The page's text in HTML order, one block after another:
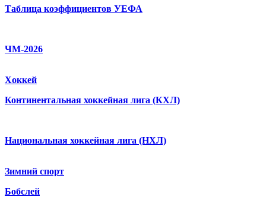
Таблица коэффициентов УЕФА
ЧМ-2026
Хоккей
Континентальная хоккейная лига (КХЛ)
Национальная хоккейная лига (НХЛ)
Зимний спорт
Бобслей